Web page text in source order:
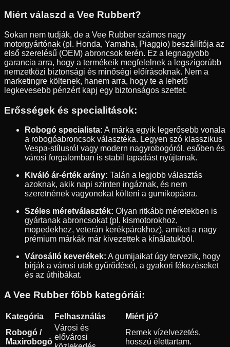
Miért válaszd a Vee Rubbert?
Sokan nem tudják, de a Vee Rubber számos nagy
motorgyártónak (pl. Honda, Yamaha, Piaggio) beszállítója az
első szerelésű (OEM) abroncsok terén. Ez a legnagyobb
garancia arra, hogy a termékeik megfelelnek a legszigorúbb
nemzetközi biztonsági és minőségi előírásoknak. Nem a
marketingre költenek, hanem arra, hogy te a lehető
legkevesebb pénzért kapj egy biztonságos szettet.
Erősségek és specialitások:
Robogó specialista: A márka egyik legerősebb vonala
a robogóabroncsok választéka. Legyen szó klasszikus
Vespa-stílusról vagy modern nagyrobogóról, esőben és
városi forgalomban is stabil tapadást nyújtanak.
Kiváló ár-érték arány: Talán a legjobb választás
azoknak, akik napi szinten ingáznak, és nem
szeretnének vagyonokat költeni a gumikopásra.
Széles méretválaszték: Olyan ritkább méretekben is
gyártanak abroncsokat (pl. kismotorokhoz,
mopedekhez, veterán kerékpárokhoz), amiket a nagy
prémium márkák már kivezettek a kínálatukból.
Városálló keverékek: A gumijaikat úgy tervezik, hogy
bírják a városi utak gyűrődését, a gyakori fékezéseket
és az úthibákat.
A Vee Rubber főbb kategóriái:
Kategória Felhasználás
Miért jó?
Robogó /
Maxirobogó
Városi és
elővárosi
Remek vízelvezetés,
hosszú élettartam.